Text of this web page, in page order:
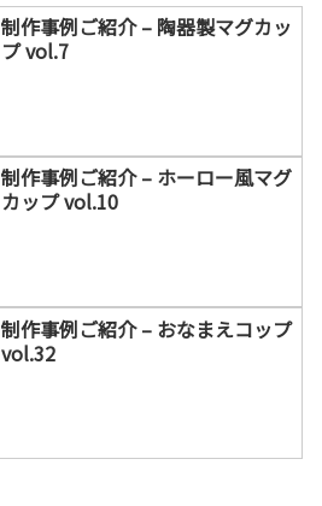
制作事例ご紹介 – 陶器製マグカッ
プ vol.7
制作事例ご紹介 – ホーロー風マグ
カップ vol.10
制作事例ご紹介 – おなまえコップ
vol.32